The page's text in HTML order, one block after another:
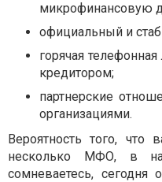
микрофинансовую
официальный и
горячая
кредитором;
партнерские
организациями.
Вероятность того, что
несколько МФО, в
сомневаетесь, сегодня